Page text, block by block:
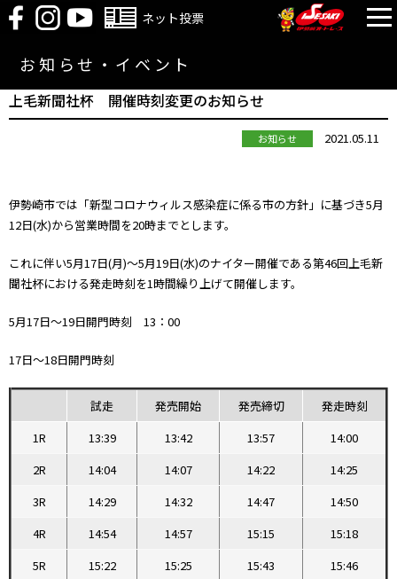
ネット投票
お知らせ・イベント
上毛新聞社杯 開催時刻変更のお知らせ
お知らせ 2021.05.11
伊勢崎市では「新型コロナウィルス感染症に係る市の方針」に基づき5月
12日(水)から営業時間を20時までとします。
これに伴い5月17日(月)～5月19日(水)のナイター開催である第46回上毛新
聞社杯における発走時刻を1時間繰り上げて開催します。
5月17日～19日開門時刻 13：00
17日～18日開門時刻
試走 発売開始 発売締切
発走時刻
1R
13:39 13:42 13:57
14:00
2R
14:04 14:07 14:22
14:25
3R
14:29 14:32 14:47
14:50
4R
14:54 14:57 15:15
15:18
5R
15:22 15:25 15:43
15:46